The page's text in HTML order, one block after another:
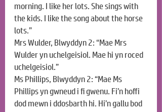
morning. I like her lots. She sings with
the kids. I like the song about the horse
lots.”
Mrs Wulder, Blwyddyn 2: “Mae Mrs
Wulder yn uchelgeisiol. Mae hi yn roced
uchelgeisiol.”
Ms Phillips, Blwyddyn 2: “Mae Ms
Phillips yn gwneud i fi gwenu. Fi’n hoffi
dod mewn i ddosbarth hi. Hi’n gallu bod